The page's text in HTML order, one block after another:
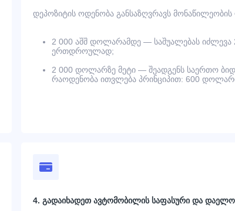
დეპოზიტის ოდენობა განსაზღვრავს მონაწილეობის
2 000 აშშ დოლარამდე — საშუალებას
ერთდროულად;
2 000 დოლარზე მეტი — შეადგენს საერთო
რაოდენობა ითვლება პრინციპით: 600
4. გადაიხადეთ ავტომობილის საფასური და